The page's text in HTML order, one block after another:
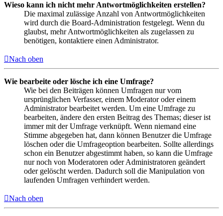
Wieso kann ich nicht mehr Antwortmöglichkeiten erstellen?
Die maximal zulässige Anzahl von Antwortmöglichkeiten
wird durch die Board-Administration festgelegt. Wenn du
glaubst, mehr Antwortmöglichkeiten als zugelassen zu
benötigen, kontaktiere einen Administrator.
Nach oben
Wie bearbeite oder lösche ich eine Umfrage?
Wie bei den Beiträgen können Umfragen nur vom
ursprünglichen Verfasser, einem Moderator oder einem
Administrator bearbeitet werden. Um eine Umfrage zu
bearbeiten, ändere den ersten Beitrag des Themas; dieser ist
immer mit der Umfrage verknüpft. Wenn niemand eine
Stimme abgegeben hat, dann können Benutzer die Umfrage
löschen oder die Umfrageoption bearbeiten. Sollte allerdings
schon ein Benutzer abgestimmt haben, so kann die Umfrage
nur noch von Moderatoren oder Administratoren geändert
oder gelöscht werden. Dadurch soll die Manipulation von
laufenden Umfragen verhindert werden.
Nach oben